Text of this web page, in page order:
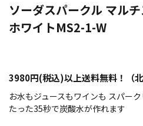
ソーダスパークル マル
ホワイトMS2-1-W
3980円(税込)以上送料無料！（
お水もジュースもワインも スパーク
たった35秒で炭酸水が作れます